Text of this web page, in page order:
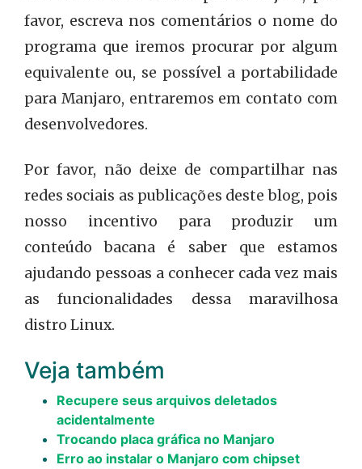
favor, escreva nos comentários o nome do
programa que iremos procurar por algum
equivalente ou, se possível a portabilidade
para Manjaro, entraremos em contato com
desenvolvedores.
Por favor, não deixe de compartilhar nas
redes sociais as publicações deste blog, pois
nosso incentivo para produzir um
conteúdo bacana é saber que estamos
ajudando pessoas a conhecer cada vez mais
as funcionalidades dessa maravilhosa
distro Linux.
Veja também
Recupere seus arquivos deletados
acidentalmente
Trocando placa gráfica no Manjaro
Erro ao instalar o Manjaro com chipset